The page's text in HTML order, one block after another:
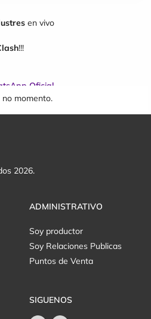
en vivo
!!!
Oficial
no momento.
2026.
ADMINISTRATIVO
Soy productor
Soy Relaciones Publicas
Puntos de Venta
SIGUENOS